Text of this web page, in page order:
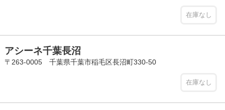
在庫なし
アシーネ千葉長沼
〒263-0005 千葉県千葉市稲毛区長沼町330-50
在庫なし